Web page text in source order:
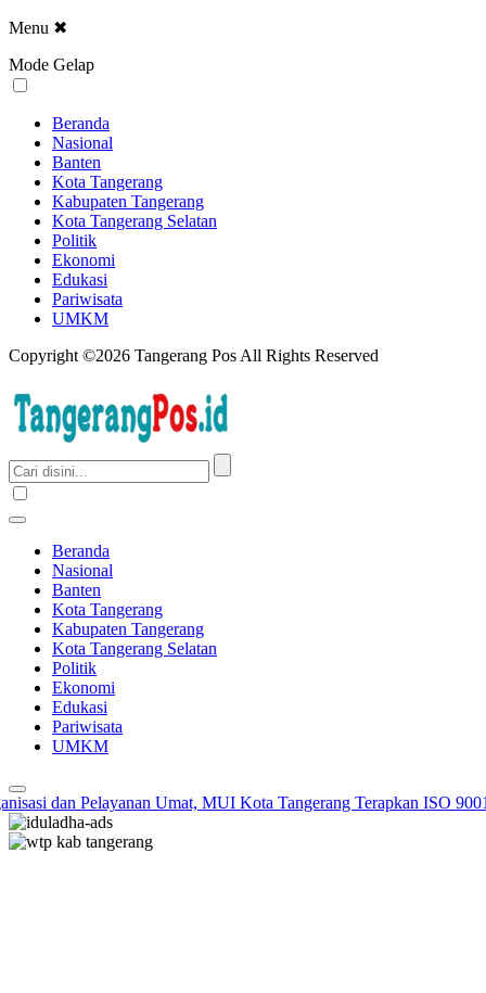
Menu ✖
Mode Gelap
Beranda
Nasional
Banten
Kota Tangerang
Kabupaten Tangerang
Kota Tangerang Selatan
Politik
Ekonomi
Edukasi
Pariwisata
UMKM
Copyright ©2026 Tangerang Pos All Rights Reserved
Beranda
Nasional
Banten
Kota Tangerang
Kabupaten Tangerang
Kota Tangerang Selatan
Politik
Ekonomi
Edukasi
Pariwisata
UMKM
dan Pelayanan Umat, MUI Kota Tangerang Terapkan ISO